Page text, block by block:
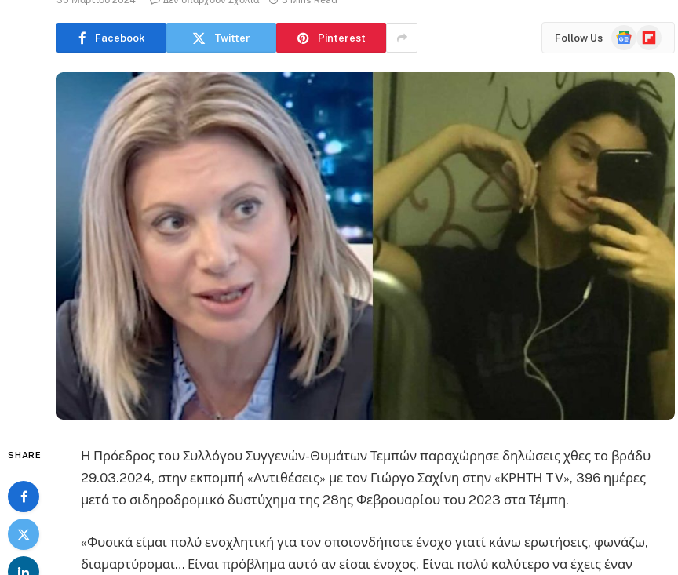
Facebook Twitter Pinterest Follow Us
GoogleFlipboard
SHARE
Η Πρόεδρος του Συλλόγου Συγγενών-Θυμάτων Τεμπών παραχώρησε δηλώσεις χθες το βράδυ
29.03.2024, στην εκπομπή «Αντιθέσεις» με τον Γιώργο Σαχίνη στην «ΚΡΗΤΗ TV», 396 ημέρες
μετά το σιδηροδρομικό δυστύχημα της 28ης Φεβρουαρίου του 2023 στα Τέμπη.
«Φυσικά είμαι πολύ ενοχλητική για τον οποιονδήποτε ένοχο γιατί κάνω ερωτήσεις, φωνάζω,
διαμαρτύρομαι… Είναι πρόβλημα αυτό αν είσαι ένοχος. Είναι πολύ καλύτερο να έχεις έναν